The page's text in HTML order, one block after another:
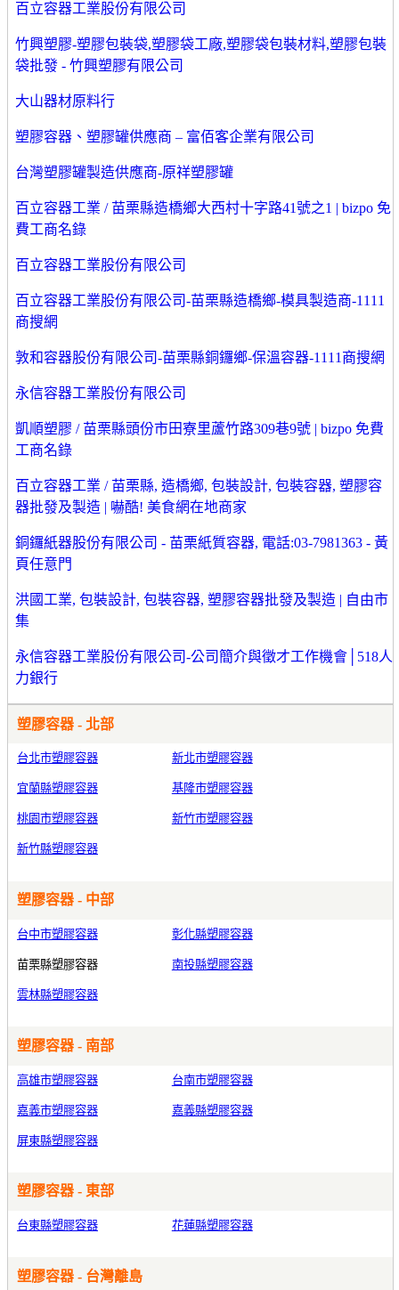
百立容器工業股份有限公司
竹興塑膠-塑膠包裝袋,塑膠袋工廠,塑膠袋包裝材料,塑膠包裝
袋批發 - 竹興塑膠有限公司
大山器材原料行
塑膠容器、塑膠罐供應商 – 富佰客企業有限公司
台灣塑膠罐製造供應商-原祥塑膠罐
百立容器工業 / 苗栗縣造橋鄉大西村十字路41號之1 | bizpo 免
費工商名錄
百立容器工業股份有限公司
百立容器工業股份有限公司-苗栗縣造橋鄉-模具製造商-1111
商搜網
敦和容器股份有限公司-苗栗縣銅鑼鄉-保溫容器-1111商搜網
永信容器工業股份有限公司
凱順塑膠 / 苗栗縣頭份市田寮里蘆竹路309巷9號 | bizpo 免費
工商名錄
百立容器工業 / 苗栗縣, 造橋鄉, 包裝設計, 包裝容器, 塑膠容
器批發及製造 | 嚇酷! 美食網在地商家
銅鑼紙器股份有限公司 - 苗栗紙質容器, 電話:03-7981363 - 黃
頁任意門
洪國工業, 包裝設計, 包裝容器, 塑膠容器批發及製造 | 自由市
集
永信容器工業股份有限公司-公司簡介與徵才工作機會│518人
力銀行
塑膠容器 - 北部
台北市塑膠容器 新北市塑膠容器
宜蘭縣塑膠容器 基隆市塑膠容器
桃園市塑膠容器 新竹市塑膠容器
新竹縣塑膠容器
塑膠容器 - 中部
台中市塑膠容器 彰化縣塑膠容器
苗栗縣塑膠容器 南投縣塑膠容器
雲林縣塑膠容器
塑膠容器 - 南部
高雄市塑膠容器 台南市塑膠容器
嘉義市塑膠容器 嘉義縣塑膠容器
屏東縣塑膠容器
塑膠容器 - 東部
台東縣塑膠容器 花蓮縣塑膠容器
塑膠容器 - 台灣離島